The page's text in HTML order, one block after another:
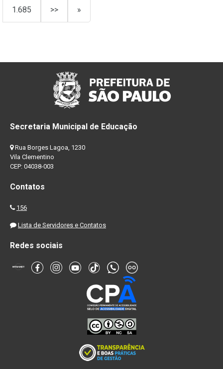
1.685 >> »
Secretaria Municipal de Educação
Rua Borges Lagoa, 1230
Vila Clementino
CEP: 04038-003
Contatos
156
Lista de Servidores e Contatos
Redes sociais